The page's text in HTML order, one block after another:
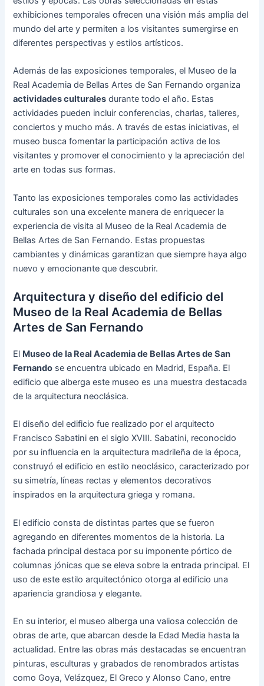
exhibiciones temporales ofrecen una visión más amplia del
mundo del arte y permiten a los visitantes sumergirse en
diferentes perspectivas y estilos artísticos.
Además de las exposiciones temporales, el Museo de la
Real Academia de Bellas Artes de San Fernando organiza
actividades culturales durante todo el año. Estas
actividades pueden incluir conferencias, charlas, talleres,
conciertos y mucho más. A través de estas iniciativas, el
museo busca fomentar la participación activa de los
visitantes y promover el conocimiento y la apreciación del
arte en todas sus formas.
Tanto las exposiciones temporales como las actividades
culturales son una excelente manera de enriquecer la
experiencia de visita al Museo de la Real Academia de
Bellas Artes de San Fernando. Estas propuestas
cambiantes y dinámicas garantizan que siempre haya algo
nuevo y emocionante que descubrir.
Arquitectura y diseño del edificio del
Museo de la Real Academia de Bellas
Artes de San Fernando
El Museo de la Real Academia de Bellas Artes de San
Fernando se encuentra ubicado en Madrid, España. El
edificio que alberga este museo es una muestra destacada
de la arquitectura neoclásica.
El diseño del edificio fue realizado por el arquitecto
Francisco Sabatini en el siglo XVIII. Sabatini, reconocido
por su influencia en la arquitectura madrileña de la época,
construyó el edificio en estilo neoclásico, caracterizado por
su simetría, líneas rectas y elementos decorativos
inspirados en la arquitectura griega y romana.
El edificio consta de distintas partes que se fueron
agregando en diferentes momentos de la historia. La
fachada principal destaca por su imponente pórtico de
columnas jónicas que se eleva sobre la entrada principal. El
uso de este estilo arquitectónico otorga al edificio una
apariencia grandiosa y elegante.
En su interior, el museo alberga una valiosa colección de
obras de arte, que abarcan desde la Edad Media hasta la
actualidad. Entre las obras más destacadas se encuentran
pinturas, esculturas y grabados de renombrados artistas
como Goya, Velázquez, El Greco y Alonso Cano, entre